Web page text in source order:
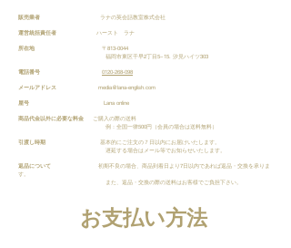
販売業者 ラナの英会話教室株式会社
運営統括責任者 ハースト ラナ
所在地 〒813-0044
福岡市東区千早2丁目5−15. 汐見ハイツ303
電話番号 0120-268-098
メールアドレス media@lana-english.com
屋号 Lana online
商品代金以外に必要な料金
ご購入の際の送料
例：全国一律500円（会員の場合は送料無料）
引渡し時期
基本的にご注文の７日以内にお届けいたします。
遅延する場合はメール等でお知らせいたします。
返品について
初期不良の場合、商品到着日より7日以内であれば返品・交換を承りま
す。
また、返品・交換の際の送料はお客様でご負担下さい。
お支払い方法